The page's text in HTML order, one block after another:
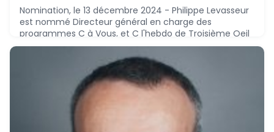
Nomination, le 13 décembre 2024 - Philippe Levasseur
est nommé Directeur général en charge des
programmes C à Vous, et C l'hebdo de Troisième Oeil
Productions, à ce poste depuis septembre 2024. Il est
sous la responsabilité directe de Justine Planchon,
Président de Mediawan Prod.Philippe Levasseur, Centre
de formation des journalistes (1998), EMBA - EM Lyon
Business School (1995), a réalisé le par
December 13, 2024